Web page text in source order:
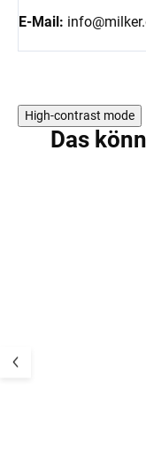
E-Mail:
High-contrast mode
Das